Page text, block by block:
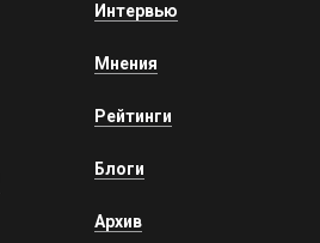
Интервью
Мнения
Рейтинги
Блоги
Архив